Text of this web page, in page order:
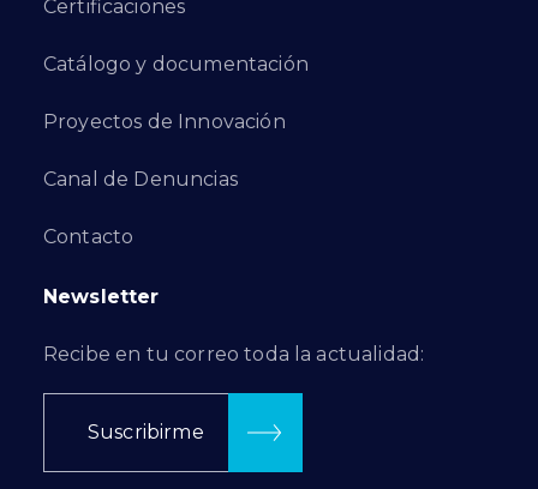
Certificaciones
Catálogo y documentación
Proyectos de Innovación
Canal de Denuncias
Contacto
Newsletter
Recibe en tu correo toda la actualidad:
Suscribirme